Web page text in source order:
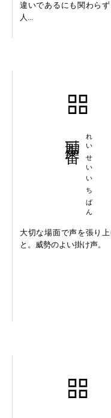
違いであるにも関わら
人...
れいせいいちばん
大切な場面で声を張り上
と。威勢のよい掛け声。